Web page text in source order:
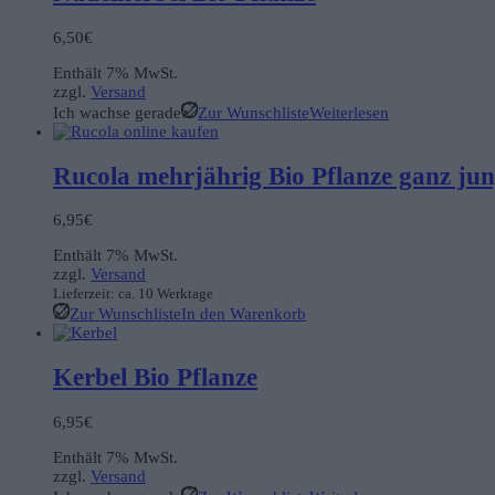
6,50€
Enthält 7% MwSt.
zzgl. Versand
Ich wachse gerade
Zur WunschlisteWeiterlesen
Rucola mehrjährig Bio Pflanze ganz
6,95€
Enthält 7% MwSt.
zzgl. Versand
Lieferzeit: ca. 10 Werktage
Zur WunschlisteIn den Warenkorb
Kerbel Bio Pflanze
6,95€
Enthält 7% MwSt.
zzgl. Versand